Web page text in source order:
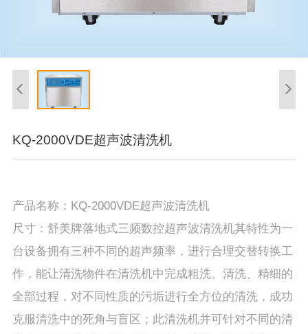
KQ-2000VDE超声波清洗机
产品名称：KQ-2000VDE超声波清洗机
尺寸：舒美牌落地式三频数控超声波清洗机其特性为一
台设备拥有三种不同的超声频率，进行合理交替转换工
作，能让清洗物件在清洗机中完成粗洗、清洗、精细的
全部过程，对不同性质的污垢进行全方位的清洗，成功
克服清洗中的死角与盲区；此清洗机并可针对不同的清